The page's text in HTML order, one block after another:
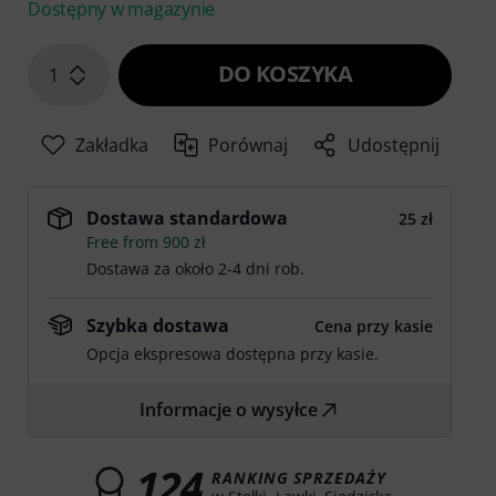
Dostępny w magazynie
1 DO KOSZYKA
Zakładka Porównaj Udostępnij
Dostawa standardowa
25 zł
Free from 900 zł
Dostawa za około 2-4 dni rob.
Szybka dostawa
Cena przy kasie
Opcja ekspresowa dostępna przy kasie.
Informacje o wysyłce
RANKING SPRZEDAŻY